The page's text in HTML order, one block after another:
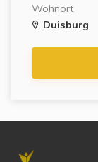
Wohnort
Duisburg